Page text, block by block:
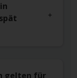
gelten für